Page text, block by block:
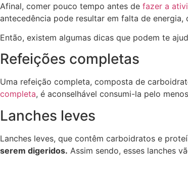
Afinal, comer pouco tempo antes de fazer a
antecedência pode resultar em falta de energia,
Então, existem algumas dicas que podem te
Refeições completas
Uma refeição completa, composta de
completa, é aconselhável consumi-la pelo
Lanches leves
Lanches leves, que contêm carboidratos e
serem digeridos. Assim sendo, esses lanches